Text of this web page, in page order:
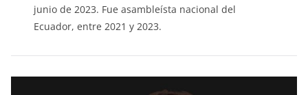
junio de 2023. Fue asambleísta nacional del
Ecuador, entre 2021 y 2023.